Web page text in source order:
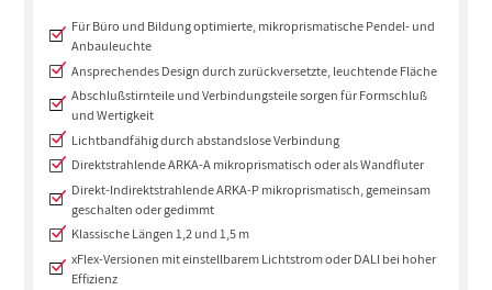
Für Büro und Bildung optimierte, mikroprismatische Pendel- und
Anbauleuchte
Ansprechendes Design durch zurückversetzte, leuchtende Fläche
Abschlußstirnteile und Verbindungsteile sorgen für Formschluß
und Wertigkeit
Lichtbandfähig durch abstandslose Verbindung
Direktstrahlende ARKA-A mikroprismatisch oder als Wandfluter
Direkt-Indirektstrahlende ARKA-P mikroprismatisch, gemeinsam
geschalten oder gedimmt
Klassische Längen 1,2 und 1,5 m
xFlex-Versionen mit einstellbarem Lichtstrom oder DALI bei hoher
Effizienz